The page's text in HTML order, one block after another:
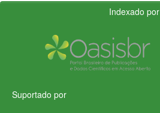
Indexado por
Suportado por